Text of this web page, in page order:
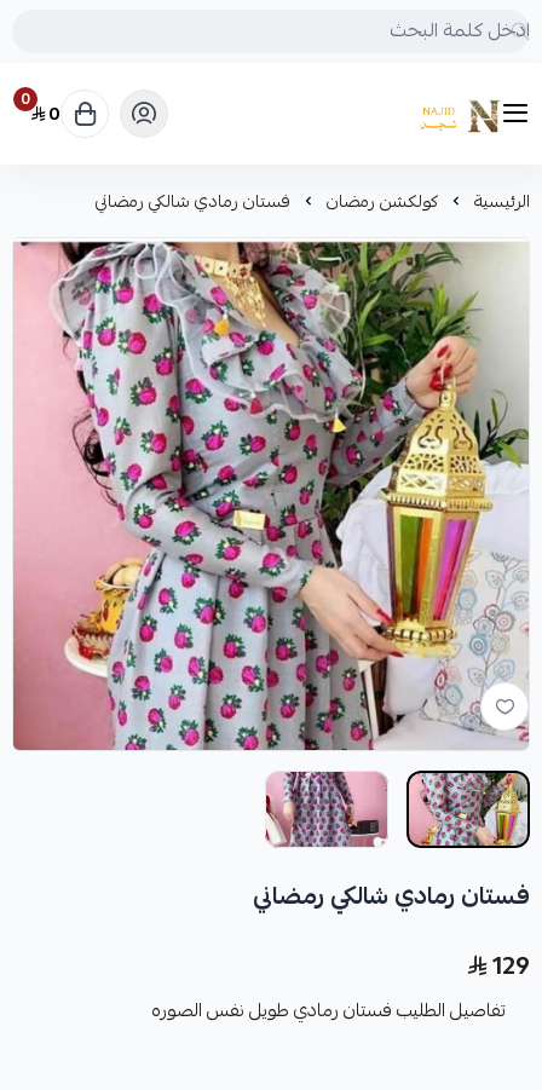
متجر نجد
0 0
الرئيسية كولكشن رمضان فستان رمادي شالكي رمضاني
فستان رمادي شالكي رمضاني
129
تفاصيل الطليب فستان رمادي طويل نفس الصوره